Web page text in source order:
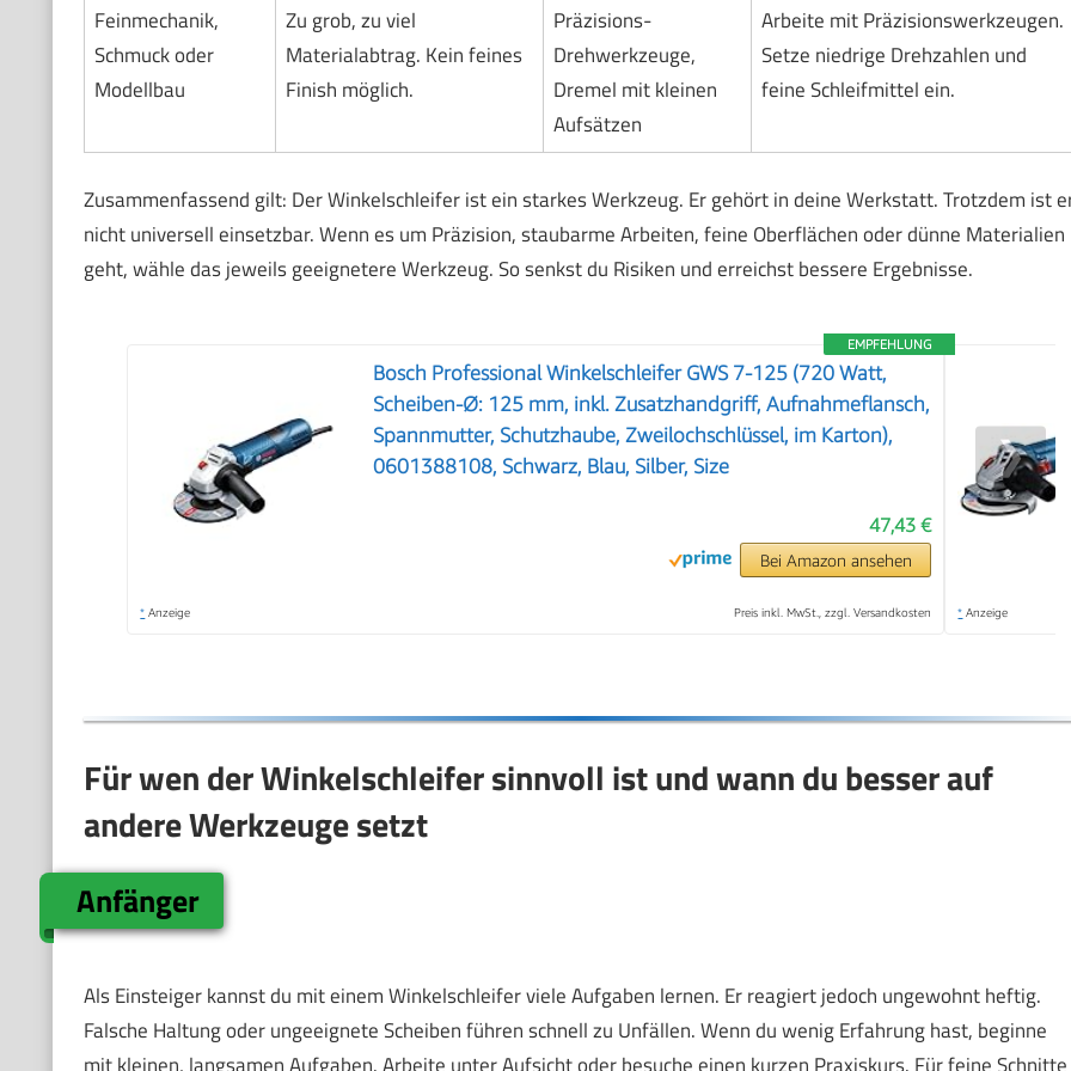
Feinmechanik,
Schmuck oder
Modellbau
Zu grob, zu viel
Materialabtrag. Kein feines
Finish möglich.
Präzisions-
Drehwerkzeuge,
Dremel mit kleinen
Aufsätzen
Arbeite mit Präzisionswerkzeugen.
Setze niedrige Drehzahlen und
feine Schleifmittel ein.
Zusammenfassend gilt: Der Winkelschleifer ist ein starkes Werkzeug. Er gehört in deine Werkstatt. Trotzdem ist
nicht universell einsetzbar. Wenn es um Präzision, staubarme Arbeiten, feine Oberflächen oder dünne Materialien
geht, wähle das jeweils geeignetere Werkzeug. So senkst du Risiken und erreichst bessere Ergebnisse.
EMPFEHLUNG
Bosch Professional Winkelschleifer GWS 7-125 (720 Watt,
Scheiben-Ø: 125 mm, inkl. Zusatzhandgriff, Aufnahmeflansch,
Spannmutter, Schutzhaube, Zweilochschlüssel, im Karton),
0601388108, Schwarz, Blau, Silber, Size
47,43 €
Bei Amazon ansehen
* Anzeige Preis inkl. MwSt., zzgl. Versandkosten * Anzeige
❯
Für wen der Winkelschleifer sinnvoll ist und wann du besser auf
andere Werkzeuge setzt
Anfänger
Als Einsteiger kannst du mit einem Winkelschleifer viele Aufgaben lernen. Er reagiert jedoch ungewohnt heftig.
Falsche Haltung oder ungeeignete Scheiben führen schnell zu Unfällen. Wenn du wenig Erfahrung hast, beginne
mit kleinen, langsamen Aufgaben. Arbeite unter Aufsicht oder besuche einen kurzen Praxiskurs. Für feine Schnitte